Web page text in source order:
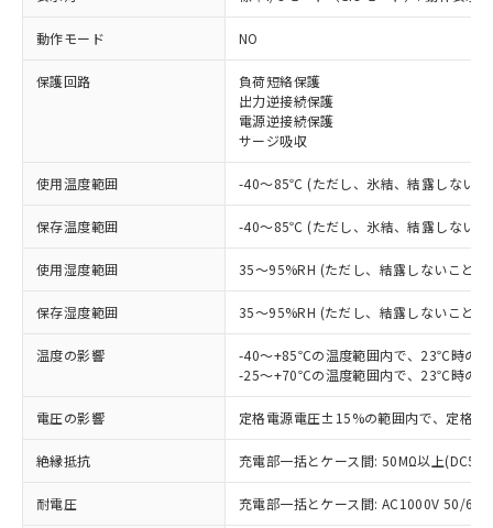
動作モード NO
保護回路
負荷短絡保護
出力逆接続保護
電源逆接続保護
サージ吸収
使用温度範囲 -40～85℃ (ただし、氷結、結露しないこ
保存温度範囲 -40～85℃ (ただし、氷結、結露しないこ
使用湿度範囲 35～95%RH (ただし、結露しないこと)
保存湿度範囲 35～95%RH (ただし、結露しないこと)
温度の影響
-40～+85℃の温度範囲内で、23℃時の
-25～+70℃の温度範囲内で、23℃時の
電圧の影響 定格電源電圧±15%の範囲内で、定格
絶縁抵抗 充電部一括とケース間: 50MΩ以上
耐電圧 充電部一括とケース間: AC1000V 50/
ご利用条件
以下の条件をお読みいただき、同意のうえ
本サービスは、当社制御機器事業取扱
商品の当社在庫状況および標準価格
(税抜)を提供させていただくもので
当社制御機器事業取扱商品の中には、
本サービスの対象外となる商品もある
ことをご了承ください。
在庫状況および標準価格照会結果は、
※1 対応状況
対応済み：EU RoHS指令（10物質）の
非含有に対応した製品が提供可能な商品で
対応予定：EU RoHS指令（10物質）の非含
商品です。
対応予定なし：EU RoHS指令（10物質）の
非含有に非対応の商品で、対応品を出す予
定はありません。
調査・確認中：EU RoHS指令（10物質）の
非含有の対応状況を調査中または確認中の
非該当品：ライセンス料など無形物で、有
害物質有無と関係のない商品です。
仕入先様の事情により、非含有部品として
いたものが、含有品と判明した場合などや
むを得ず変更することがあります。
※1 中国RoHS○×表
「○」：最大均質材料含有率が中国RoHSの
基準値以下であることを示します。
「×」：最大均質材料含有率が中国RoHSの
基準値を超えていることを示します。
「－」：未確認です。当社販売部門へお問
当社は、これら貴社製品のうち、外国
為替および外国貿易法に定める商品
（以下｢規制貨物等」という）を輸出